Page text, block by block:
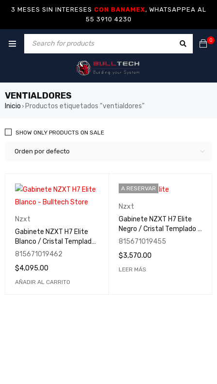
3 MESES SIN INTERESES CON BANAMEX, WHATSAPPEA AL
55 3910 4230
0
VENTIALDORES
Inicio › Productos etiquetados “ventialdores”
Orden por defecto
SHOW ONLY PRODUCTS ON SALE
Nzxt
Gabinete NZXT H7 Elite
Blanco / Cristal Templado
/ RGB / ARGB Fans / USB
815671019462
$4,095.00
AÑADIR AL CARRITO
A RESERVAR
Nzxt
Gabinete NZXT H7 Elite
Negro / Cristal Templado /
RGB / ARGB Fans / USB
815671019455
$3,570.00
LEER MÁS